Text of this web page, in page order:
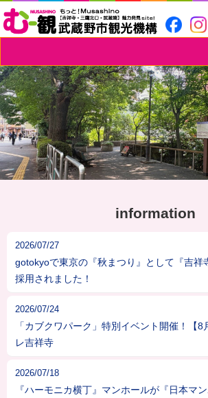
information
2026/07/27
gotokyoで東京の『秋まつり』として『吉祥
採用されました！
2026/07/24
「カブクワパーク」特別イベント開催！【8
レ吉祥寺
2026/07/18
『ハーモニカ横丁』マンホールが『日本マ